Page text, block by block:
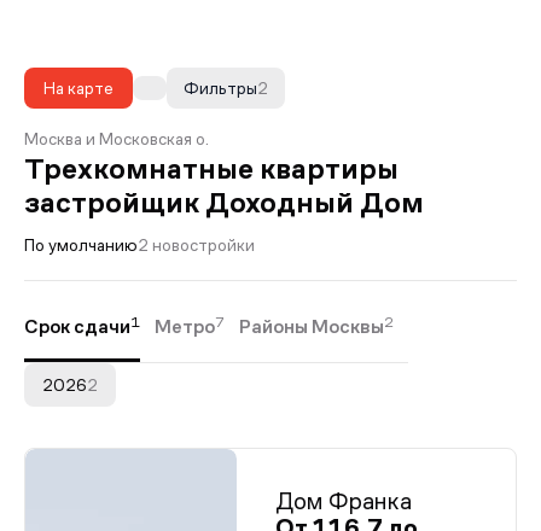
На карте 2
Фильтры
Москва и Московская о.
Трехкомнатные квартиры
застройщик Доходный Дом
По умолчанию2 новостройки
Срок сдачи1 Метро7 Районы Москвы2
20262
Дом Франка